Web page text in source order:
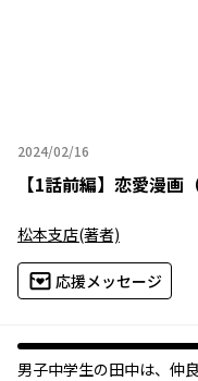
2024/02/16
2024年02月16日
【1話前編】 恋愛漫画（
松本支店(著者)
応援メッセージ
男子中学生の田中は、仲